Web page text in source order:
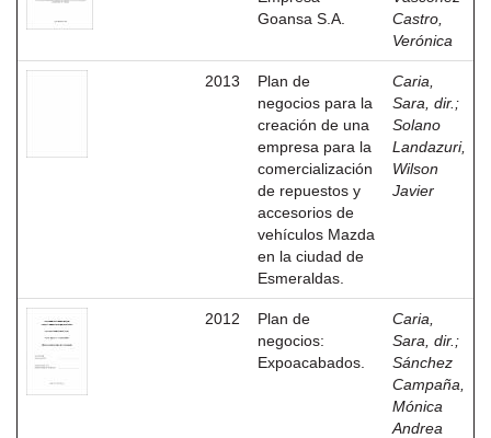
Goansa S.A.
Castro,
Verónica
2013
Plan de
negocios para la
creación de una
empresa para la
comercialización
de repuestos y
accesorios de
vehículos Mazda
en la ciudad de
Esmeraldas.
Caria,
Sara, dir. ;
Solano
Landazuri,
Wilson
Javier
2012
Plan de
negocios:
Expoacabados.
Caria,
Sara, dir. ;
Sánchez
Campaña,
Mónica
Andrea